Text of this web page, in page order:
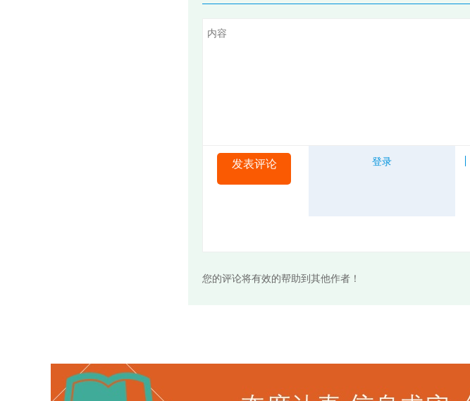
发表评论 登录
您的评论将有效的帮助到其他作者！